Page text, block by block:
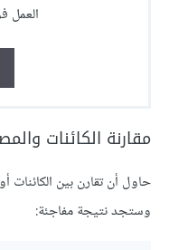
العمل
مقارنة الكائنات
حاول أن تقارن بين الكائنات
وستجد نتيجة مفاجئة: